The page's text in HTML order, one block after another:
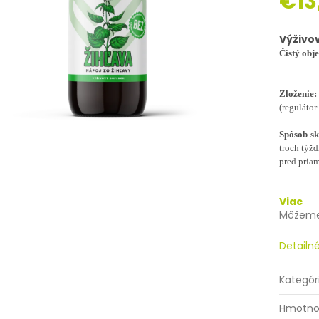
cena:
Čistý
Zloženie:
(regulátor
Spôsob
troch
pred
Viac